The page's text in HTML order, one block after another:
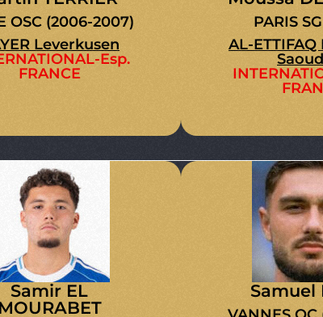
OSC (2006-2007)
Leverkusen
Esp.
FRANCE
PARIS
AL-ETTIFAQ
Samir EL
Samuel